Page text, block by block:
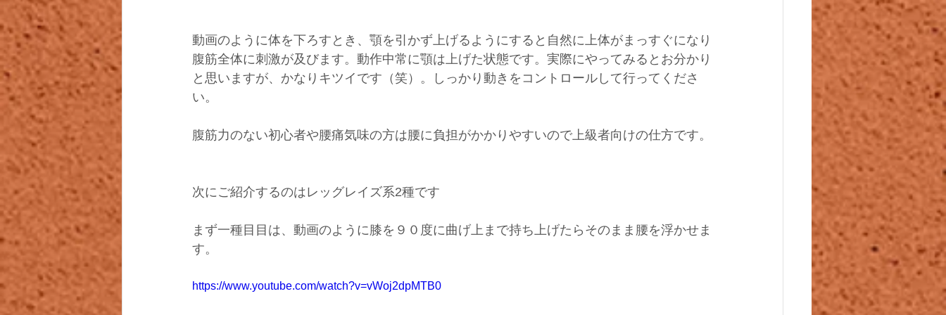
動画のように体を下ろすとき、顎を引かず上げるようにすると自然に上体がまっすぐになり
腹筋全体に刺激が及びます。動作中常に顎は上げた状態です。実際にやってみるとお分かり
と思いますが、かなりキツイです（笑）。しっかり動きをコントロールして行ってくださ
い。
腹筋力のない初心者や腰痛気味の方は腰に負担がかかりやすいので上級者向けの仕方です。
次にご紹介するのはレッグレイズ系2種です
まず一種目目は、動画のように膝を９０度に曲げ上まで持ち上げたらそのまま腰を浮かせま
す。
https://www.youtube.com/watch?v=vWoj2dpMTB0